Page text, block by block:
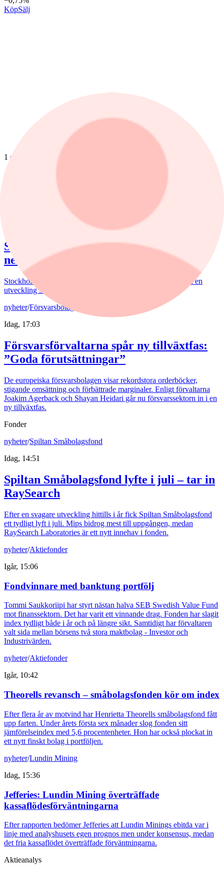
KöpSälj
1 dag
1 mån
Stockholmsbörsen
Stockholmsbörsen avslutade dagen svagt
ned
Stockholmsbörsen avslutade torsdagen omkring oförändrat i en
utveckling som speglades av ledande Europabörser.
nyheter/Försvarsbolag
Idag, 17:03
Försvarsförvaltarna spår ny tillväxtfas:
”Goda förutsättningar”
De europeiska försvarsbolagen visar rekordstora orderböcker,
stigande omsättning och förbättrade marginaler. Enligt förvaltarna
Joakim Agerback och Shayan Heidari går nu försvarssektorn in i en
ny tillväxtfas.
Fonder
nyheter/Spiltan Småbolagsfond
Idag, 14:51
Spiltan Småbolagsfond lyfte i juli – tar in
RaySearch
Efter en svagare utveckling hittills i år fick Spiltan Småbolagsfond
ett tydligt lyft i juli. Mips bidrog mest till uppgången, medan
RaySearch Laboratories är ett nytt innehav i fonden.
nyheter/Aktiefonder
Igår, 15:06
Fondvinnare med banktung portfölj
Tommi Saukkoriipi har styrt nästan halva SEB Swedish Value Fund
mot finanssektorn. Det har varit ett vinnande drag. Fonden har slagit
index tydligt både i år och på längre sikt. Samtidigt har förvaltaren
valt sida mellan börsens två stora maktbolag - Investor och
Industrivärden.
nyheter/Aktiefonder
Igår, 10:42
Theorells revansch – småbolagsfonden kör om index
Efter flera år av motvind har Henrietta Theorells småbolagsfond fått
upp farten. Under årets första sex månader slog fonden sitt
jämförelseindex med 5,6 procentenheter. Hon har också plockat in
ett nytt finskt bolag i portföljen.
nyheter/Lundin Mining
Idag, 15:36
Jefferies: Lundin Mining överträffade
kassaflödesförväntningarna
Efter rapporten bedömer Jefferies att Lundin Minings ebitda var i
linje med analyshusets egen prognos men under konsensus, medan
det fria kassaflödet överträffade förväntningarna.
Aktieanalys